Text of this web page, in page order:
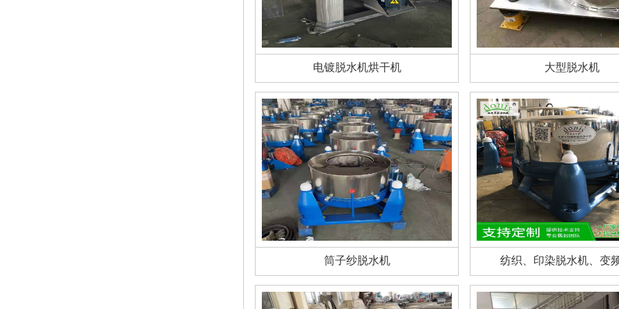
电镀脱水机烘干机 大型脱水机
筒子纱脱水机 纺织、印染脱水机、变